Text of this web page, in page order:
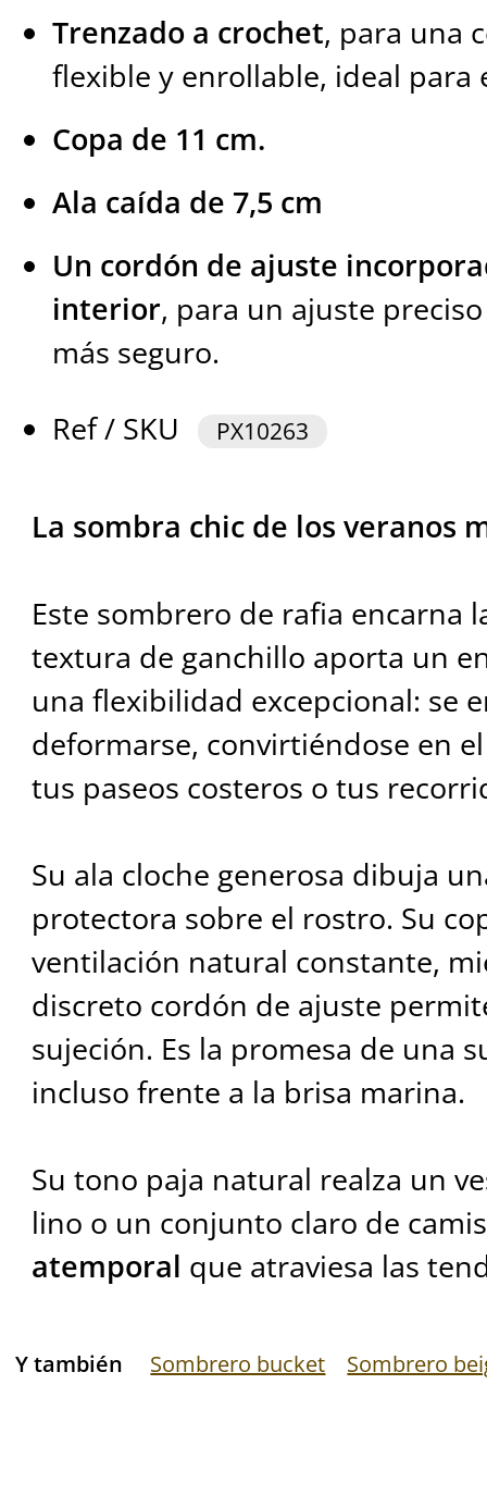
Trenzado a crochet, para una
flexible y enrollable, ideal para
Copa de 11 cm.
Ala caída de 7,5 cm
Un cordón de ajuste
interior, para un ajuste
más seguro.
Ref / SKU
PX10263
La sombra chic de los veranos
Este sombrero de rafia encarna
textura de ganchillo aporta un
una flexibilidad excepcional: se
deformarse, convirtiéndose en
tus paseos costeros o tus
Su ala cloche generosa dibuja
protectora sobre el rostro. Su
ventilación natural constante,
discreto cordón de ajuste
sujeción. Es la promesa de una
incluso frente a la brisa marina.
Su tono paja natural realza un
lino o un conjunto claro de
atemporal que atraviesa las
Y también Sombrero bucket Sombrero